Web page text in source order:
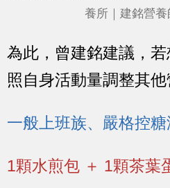
養所｜建銘營養
為此，曾建銘建議，
照自身活動量調整其他
一般上班族、嚴格控糖
1顆水煎包 ＋ 1顆茶葉